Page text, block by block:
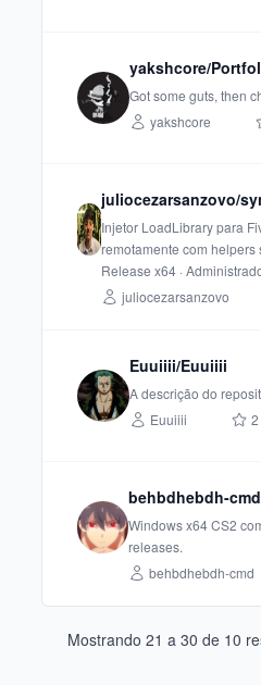
yakshcore/
Got some guts, then
yakshcore
juliocezarsanzovo/
Injetor LoadLibrary para
remotamente com helpers
Release x64 ·
juliocezarsanzovo
Euuiiii/Euuiiii
A descrição do
Euuiiii
2
behbdhebdh-
Windows x64 CS2
releases.
behbdhebdh-cmd
Mostrando 21 a 30 de 10